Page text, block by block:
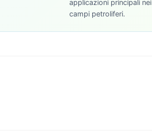
applicazioni principali nei
campi petroliferi.